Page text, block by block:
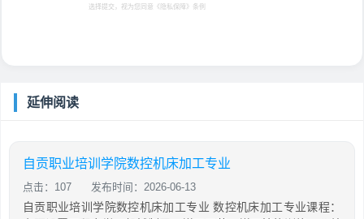
选择提交，视为您同意 《隐私保障》 条例
延伸阅读
自贡职业培训学院数控机床加工专业
点击：107 发布时间：2026-06-13
自贡职业培训学院数控机床加工专业 数控机床加工专业课程：